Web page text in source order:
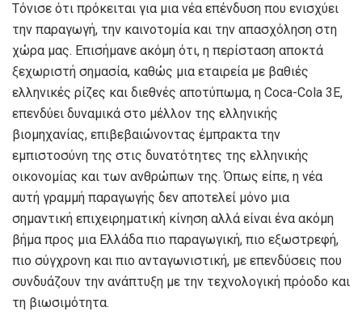
Τόνισε ότι πρόκειται για μια νέα επένδυση που ενισχύει
την παραγωγή, την καινοτομία και την απασχόληση στη
χώρα μας. Επισήμανε ακόμη ότι, η περίσταση αποκτά
ξεχωριστή σημασία, καθώς μια εταιρεία με βαθιές
ελληνικές ρίζες και διεθνές αποτύπωμα, η Coca-Cola 3E,
επενδύει δυναμικά στο μέλλον της ελληνικής
βιομηχανίας, επιβεβαιώνοντας έμπρακτα την
εμπιστοσύνη της στις δυνατότητες της ελληνικής
οικονομίας και των ανθρώπων της. Όπως είπε, η νέα
αυτή γραμμή παραγωγής δεν αποτελεί μόνο μια
σημαντική επιχειρηματική κίνηση αλλά είναι ένα ακόμη
βήμα προς μια Ελλάδα πιο παραγωγική, πιο εξωστρεφή,
πιο σύγχρονη και πιο ανταγωνιστική, με επενδύσεις που
συνδυάζουν την ανάπτυξη με την τεχνολογική πρόοδο και
τη βιωσιμότητα.